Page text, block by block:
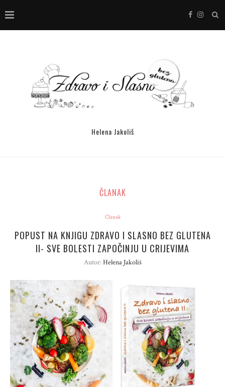
Helena Jakoliš
ČLANAK
Članak
POPUST NA KNJIGU ZDRAVO I SLASNO BEZ GLUTENA
II- SVE BOLESTI ZAPOČINJU U CRIJEVIMA
Autor:Helena Jakoliš